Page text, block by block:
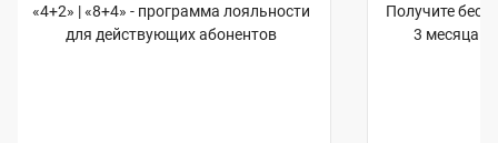
«4+2» | «8+4» - программа лояльности
для действующих абонентов
Получите
3 месяца